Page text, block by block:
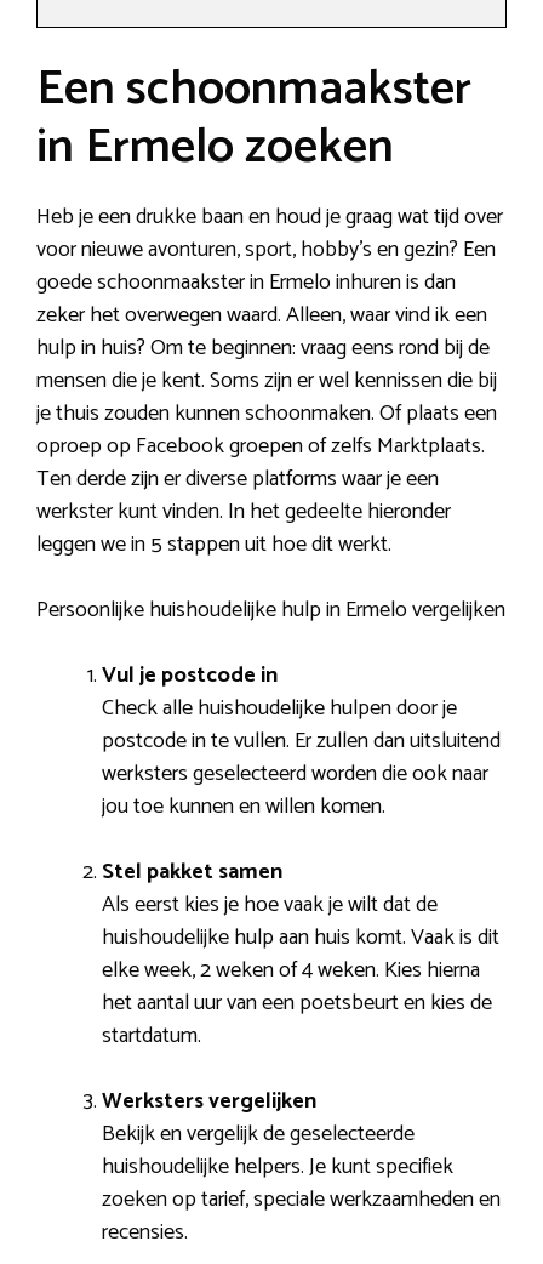
Een schoonmaakster
in Ermelo zoeken
Heb je een drukke baan en houd je graag wat tijd over
voor nieuwe avonturen, sport, hobby’s en gezin? Een
goede schoonmaakster in Ermelo inhuren is dan
zeker het overwegen waard. Alleen, waar vind ik een
hulp in huis? Om te beginnen: vraag eens rond bij de
mensen die je kent. Soms zijn er wel kennissen die bij
je thuis zouden kunnen schoonmaken. Of plaats een
oproep op Facebook groepen of zelfs Marktplaats.
Ten derde zijn er diverse platforms waar je een
werkster kunt vinden. In het gedeelte hieronder
leggen we in 5 stappen uit hoe dit werkt.
Persoonlijke huishoudelijke hulp in Ermelo vergelijken
Vul je postcode in
Check alle huishoudelijke hulpen door je
postcode in te vullen. Er zullen dan uitsluitend
werksters geselecteerd worden die ook naar
jou toe kunnen en willen komen.
Stel pakket samen
Als eerst kies je hoe vaak je wilt dat de
huishoudelijke hulp aan huis komt. Vaak is dit
elke week, 2 weken of 4 weken. Kies hierna
het aantal uur van een poetsbeurt en kies de
startdatum.
Werksters vergelijken
Bekijk en vergelijk de geselecteerde
huishoudelijke helpers. Je kunt specifiek
zoeken op tarief, speciale werkzaamheden en
recensies.